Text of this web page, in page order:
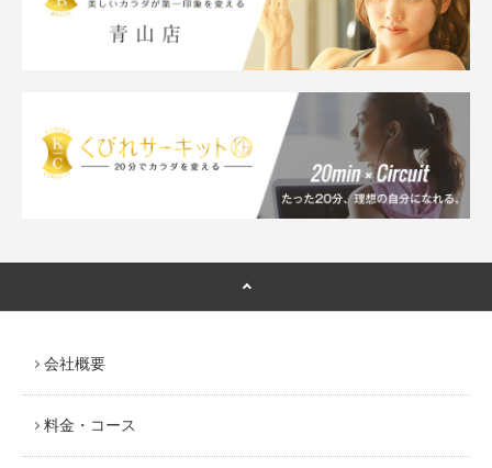
会社概要
料金・コース